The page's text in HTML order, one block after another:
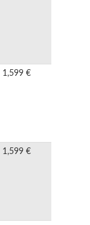
1,599 €
1,599 €